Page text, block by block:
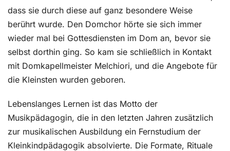
dass sie durch diese auf ganz besondere Weise
berührt wurde. Den Domchor hörte sie sich immer
wieder mal bei Gottesdiensten im Dom an, bevor sie
selbst dorthin ging. So kam sie schließlich in Kontakt
mit Domkapellmeister Melchiori, und die Angebote für
die Kleinsten wurden geboren.
Lebenslanges Lernen ist das Motto der
Musikpädagogin, die in den letzten Jahren zusätzlich
zur musikalischen Ausbildung ein Fernstudium der
Kleinkindpädagogik absolvierte. Die Formate, Rituale